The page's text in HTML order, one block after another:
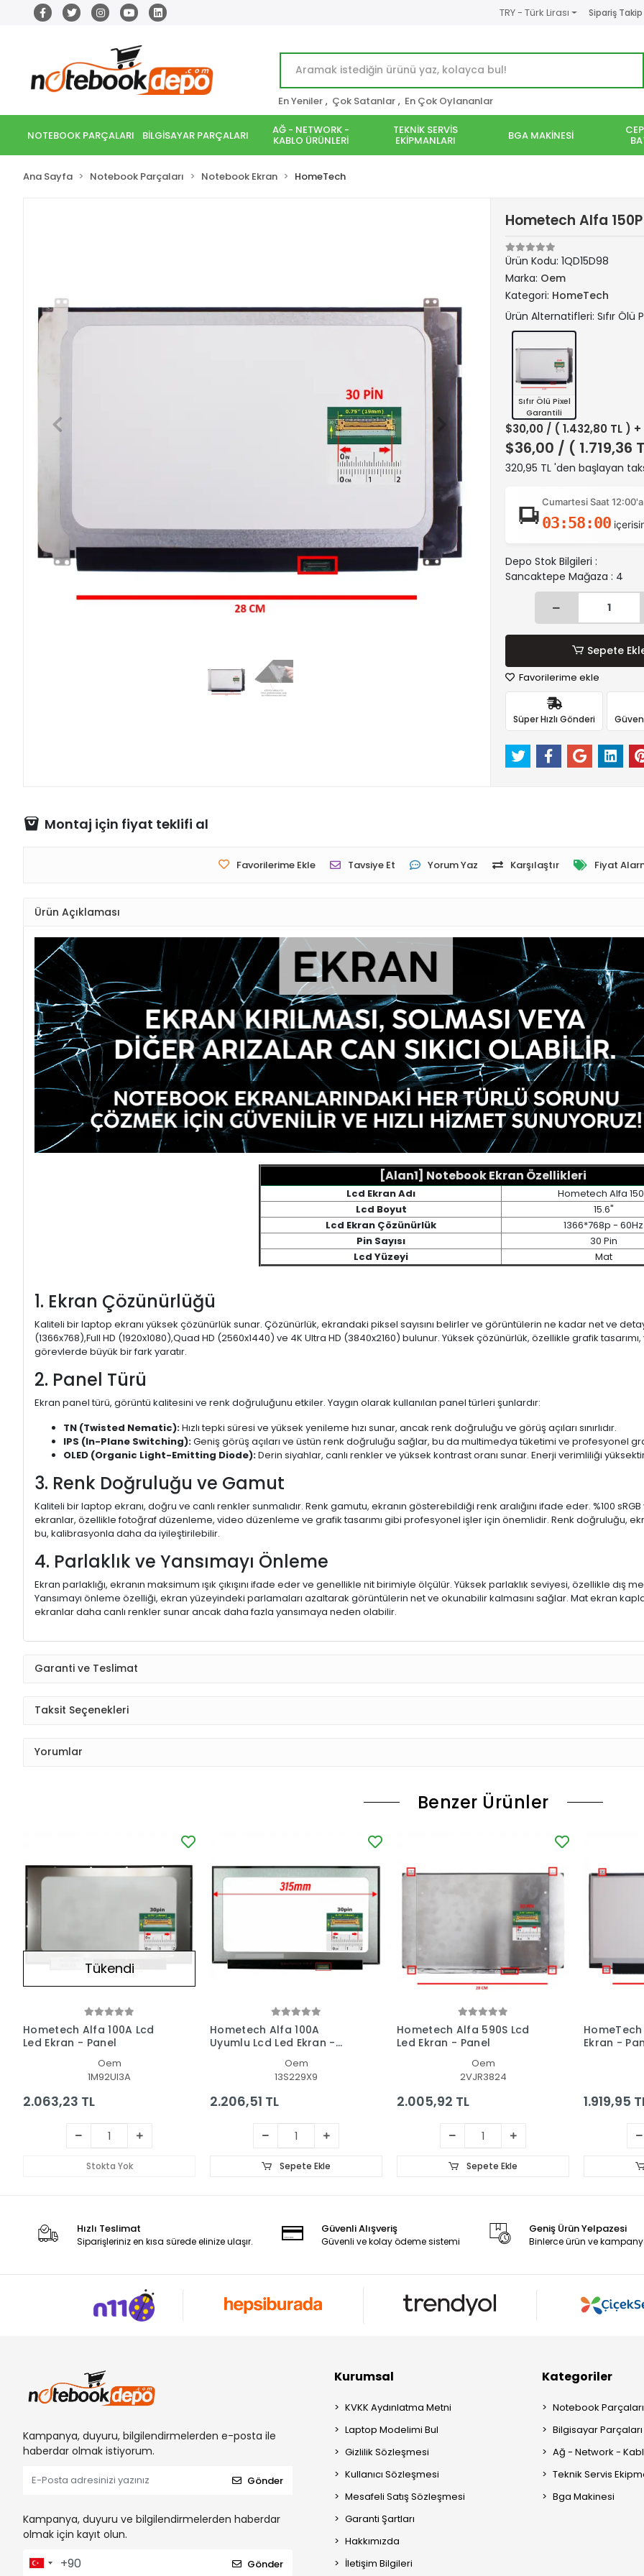
TRY - Türk Lirası Sipariş Takip
En Yeniler , Çok Satanlar , En Çok Oylananlar
NOTEBOOK PARÇALARI BİLGİSAYAR PARÇALARI AĞ - NETWORK -
KABLO ÜRÜNLERİ
TEKNİK SERVİS
EKİPMANLARI BGA MAKİNESİ
Ana Sayfa Notebook Parçaları Notebook Ekran HomeTech
Hometech Alfa
Ürün Kodu: 1QD15D98
Marka: Oem
Kategori: HomeTech
Ürün Alternatifleri: Sıfır Ölü
Sıfır Ölü Pixel
Garantili
$30,00 / ( 1.432,80 TL )
$36,00 / ( 1.719,36
320,95 TL 'den başlayan
Cumartesi Saat
03:57:59
Depo Stok Bilgileri :
Sancaktepe Mağaza : 4
Sepete
Favorilerime ekle
Süper Hızlı Gönderi
Montaj için fiyat teklifi al
Favorilerime Ekle Tavsiye Et Yorum Yaz Karşılaştır Fiyat
Ürün Açıklaması
[Alan1] Notebook Ekran Özellikleri
Lcd Ekran Adı
Hometech Alfa
Lcd Boyut
15.6"
Lcd Ekran Çözünürlük
1366*768p - 60Hz
Pin Sayısı
30 Pin
Lcd Yüzeyi
Mat
1. Ekran Çözünürlüğü
Kaliteli bir laptop ekranı yüksek çözünürlük sunar. Çözünürlük, ekrandaki piksel sayısını belirler ve görüntülerin ne kadar net ve
(1366x768),Full HD (1920x1080),Quad HD (2560x1440) ve 4K Ultra HD (3840x2160) bulunur. Yüksek çözünürlük, özellikle grafik
görevlerde büyük bir fark yaratır.
2. Panel Türü
Ekran panel türü, görüntü kalitesini ve renk doğruluğunu etkiler. Yaygın olarak kullanılan panel türleri şunlardır:
TN (Twisted Nematic):Hızlı tepki süresi ve yüksek yenileme hızı sunar, ancak renk doğruluğu ve görüş açıları sınırlıdır.
IPS (In-Plane Switching):Geniş görüş açıları ve üstün renk doğruluğu sağlar, bu da multimedya tüketimi ve profesyonel
OLED (Organic Light-Emitting Diode):Derin siyahlar, canlı renkler ve yüksek kontrast oranı sunar. Enerji verimliliği
3. Renk Doğruluğu ve Gamut
Kaliteli bir laptop ekranı, doğru ve canlı renkler sunmalıdır. Renk gamutu, ekranın gösterebildiği renk aralığını ifade eder. %100
ekranlar, özellikle fotoğraf düzenleme, video düzenleme ve grafik tasarımı gibi profesyonel işler için önemlidir. Renk doğruluğu,
bu, kalibrasyonla daha da iyileştirilebilir.
4. Parlaklık ve Yansımayı Önleme
Ekran parlaklığı, ekranın maksimum ışık çıkışını ifade eder ve genellikle nit birimiyle ölçülür. Yüksek parlaklık seviyesi, özellikle dış
Yansımayı önleme özelliği, ekran yüzeyindeki parlamaları azaltarak görüntülerin net ve okunabilir kalmasını sağlar. Mat ekran
ekranlar daha canlı renkler sunar ancak daha fazla yansımaya neden olabilir.
Garanti ve Teslimat
Taksit Seçenekleri
Yorumlar
Benzer Ürünler
Tükendi
Hometech Alfa 100A Lcd
Led Ekran - Panel
Oem
1M92UI3A
2.063,23 TL
Stokta Yok
Hometech Alfa 100A
Uyumlu Lcd Led Ekran -
Oem
13S229X9
2.206,51 TL
Sepete Ekle
Hometech Alfa 590S Lcd
Led Ekran - Panel
Oem
2VJR3824
2.005,92 TL
Sepete Ekle
HomeTech
Ekran -
1.919,95
Hızlı Teslimat
Siparişleriniz en kısa sürede elinize ulaşır.
Güvenli Alışveriş
Güvenli ve kolay ödeme sistemi
Geniş Ürün Yelpazesi
Binlerce ürün ve
Kampanya, duyuru, bilgilendirmelerden e-posta ile
haberdar olmak istiyorum.
Gönder
Kampanya, duyuru ve bilgilendirmelerden haberdar
olmak için kayıt olun.
Gönder
Kurumsal
KVKK Aydınlatma Metni
Laptop Modelimi Bul
Gizlilik Sözleşmesi
Kullanıcı Sözleşmesi
Mesafeli Satış Sözleşmesi
Garanti Şartları
Hakkımızda
İletişim Bilgileri
Kategoriler
Notebook Parçaları
Bilgisayar Parçaları
Ağ - Network -
Teknik Servis
Bga Makinesi